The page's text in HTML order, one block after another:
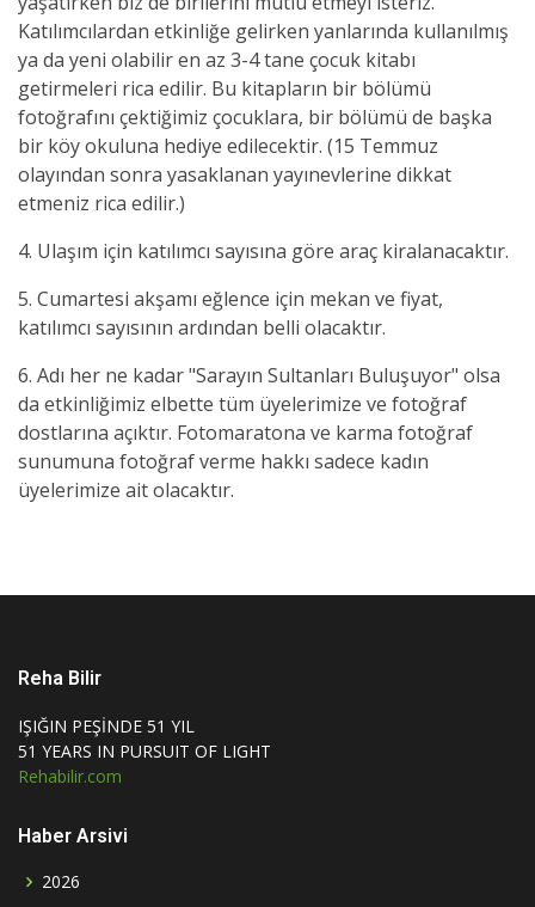
Katılımcılardan etkinliğe gelirken yanlarında kullanılmış
ya da yeni olabilir en az 3-4 tane çocuk kitabı
getirmeleri rica edilir. Bu kitapların bir bölümü
fotoğrafını çektiğimiz çocuklara, bir bölümü de başka
bir köy okuluna hediye edilecektir. (15 Temmuz
olayından sonra yasaklanan yayınevlerine dikkat
etmeniz rica edilir.)
4. Ulaşım için katılımcı sayısına göre araç kiralanacaktır.
5. Cumartesi akşamı eğlence için mekan ve fiyat,
katılımcı sayısının ardından belli olacaktır.
6. Adı her ne kadar "Sarayın Sultanları Buluşuyor" olsa
da etkinliğimiz elbette tüm üyelerimize ve fotoğraf
dostlarına açıktır. Fotomaratona ve karma fotoğraf
sunumuna fotoğraf verme hakkı sadece kadın
üyelerimize ait olacaktır.
Reha Bilir
IŞIĞIN PEŞİNDE 51 YIL
51 YEARS IN PURSUIT OF LIGHT
Rehabilir.com
Haber Arsivi
2026